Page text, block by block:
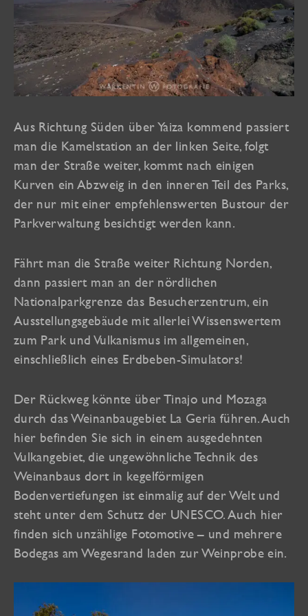
Aus Richtung Süden über Yaiza kommend passiert
man die Kamelstation an der linken Seite, folgt
man der Straße weiter, kommt nach einigen
Kurven ein Abzweig in den inneren Teil des Parks,
der nur mit einer empfehlenswerten Bustour der
Parkverwaltung besichtigt werden kann.
Fährt man die Straße weiter Richtung Norden,
dann passiert man an der nördlichen
Nationalparkgrenze das Besucherzentrum, ein
Ausstellungsgebäude mit allerlei Wissenswertem
zum Park und Vulkanismus im allgemeinen,
einschließlich eines Erdbeben-Simulators!
Der Rückweg könnte über Tinajo und Mozaga
durch das Weinanbaugebiet La Geria führen. Auch
hier befinden Sie sich in einem ausgedehnten
Vulkangebiet, die ungewöhnliche Technik des
Weinanbaus dort in kegelförmigen
Bodenvertiefungen ist einmalig auf der Welt und
steht unter dem Schutz der UNESCO. Auch hier
finden sich unzählige Fotomotive – und mehrere
Bodegas am Wegesrand laden zur Weinprobe ein.